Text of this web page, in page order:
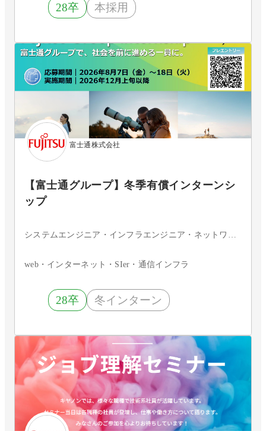
28卒 本採用
富士通株式会社
【富士通グループ】冬季有償インターンシ
ップ
web・インターネット・SIer・通信インフラ
28卒 冬インターン